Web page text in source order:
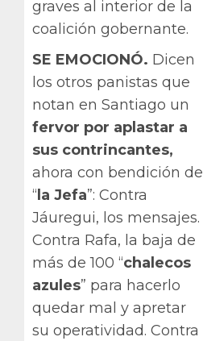
graves al interior de la
coalición gobernante.
SE EMOCIONÓ. Dicen
los otros panistas que
notan en Santiago un
fervor por aplastar a
sus contrincantes,
ahora con bendición de
“ la Jefa”: Contra
Jáuregui, los mensajes.
Contra Rafa, la baja de
más de 100 “chalecos
azules” para hacerlo
quedar mal y apretar
su operatividad. Contra